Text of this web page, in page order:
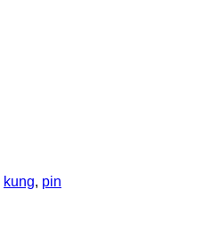
kung, pin